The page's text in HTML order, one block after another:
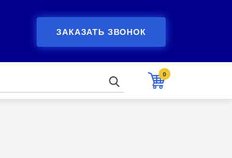
ЗАКАЗАТЬ ЗВОНОК
0